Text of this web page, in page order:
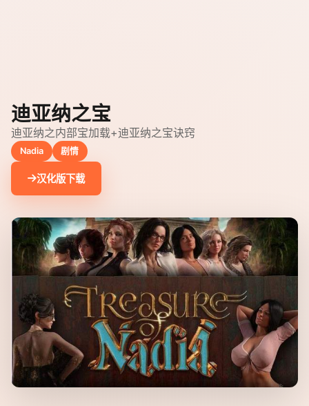
迪亚纳之宝
迪亚纳之内部宝加载+迪亚纳之宝诀窍
Nadia 剧情
汉化版下载